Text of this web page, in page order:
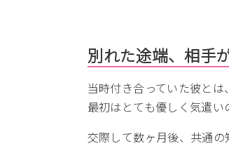
別れた途端、相手
当時付き合っていた彼とは
最初はとても優しく気遣
交際して数ヶ月後、共通の